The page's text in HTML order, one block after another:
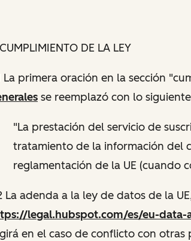
DE LA LEY
La primera oración en la sección
se reemplazó con lo
"La prestación del servicio de
tratamiento de la información del
reglamentación de la UE (cuando
La adenda a la ley de datos de la
legal.hubspot.com/es/eu-data-
en el caso de conflicto con otras